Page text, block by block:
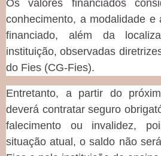
Os valores financiados
conhecimento, a modalidade e
financiado, além da
instituição, observadas
do Fies (CG-Fies).
Entretanto, a partir do
deverá contratar seguro
falecimento ou invalidez,
situação atual, o saldo não